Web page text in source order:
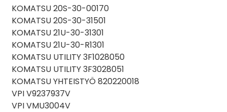
KOMATSU 20S-30-00170
KOMATSU 20S-30-31501
KOMATSU 21U-30-31301
KOMATSU 21U-30-R1301
KOMATSU UTILITY 3F1028050
KOMATSU UTILITY 3F3028051
KOMATSU YHTEISTYÖ 820220018
VPI V9237937V
VPI VMU3004V